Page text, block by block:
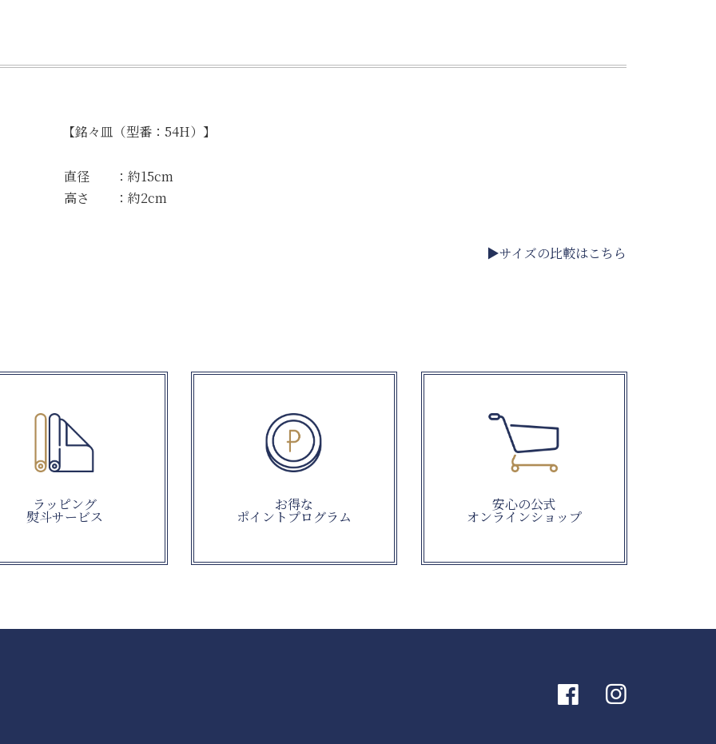
【銘々皿（型番：54H）】
直径 ：約15cm
高さ ：約2cm
▶サイズの比較はこちら
ラッピング
熨斗サービス
お得な
ポイントプログラム
安心の公式
オンラインショップ